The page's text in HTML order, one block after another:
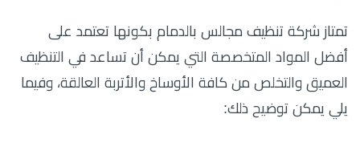
تمتاز شركة تنظيف مجالس بالدمام بكونها تعتمد على
أفضل المواد المتخصصة التي يمكن أن تساعد في التنظيف
العميق والتخلص من كافة الأوساخ والأتربة العالقة، وفيما
يلي يمكن توضيح ذلك: